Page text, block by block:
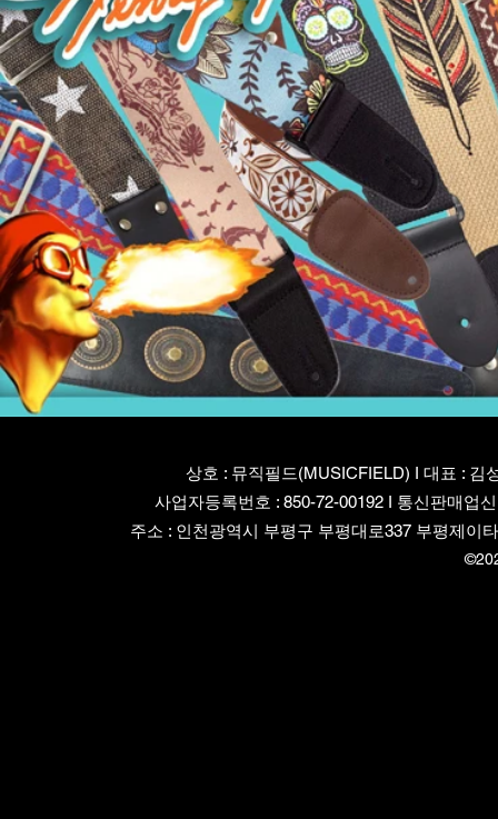
상호 : 뮤직필드(MUSICFIELD) I 대표 : 김
사업자등록번호 : 850-72-00192 I 통신판매업
주소 : 인천광역시 부평구 부평대로337 부평제이